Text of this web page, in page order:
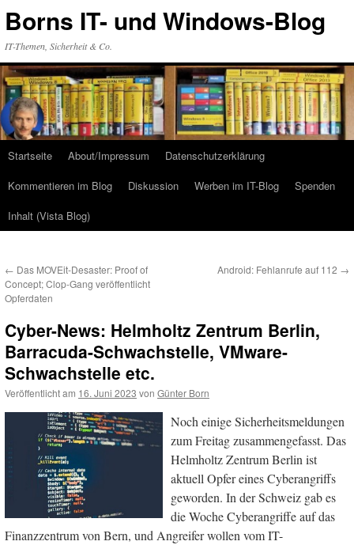
Inhalt
Borns IT- und Windows-Blog
IT-Themen, Sicherheit & Co.
Startseite About/Impressum
Datenschutzerklärung
Kommentieren im Blog
Diskussion Werben im IT-Blog
Spenden
Inhalt (Vista Blog)
← Das MOVEit-Desaster: Proof of
Concept; Clop-Gang veröffentlicht
Opferdaten
Android: Fehlanrufe auf 112 →
Cyber-News: Helmholtz Zentrum Berlin,
Barracuda-Schwachstelle, VMware-
Schwachstelle etc.
Veröffentlicht am 16. Juni 2023 von Günter Born
Noch einige Sicherheitsmeldungen
zum Freitag zusammengefasst. Das
Helmholtz Zentrum Berlin ist
aktuell Opfer eines Cyberangriffs
geworden. In der Schweiz gab es
die Woche Cyberangriffe auf das
Finanzzentrum von Bern, und Angreifer wollen vom IT-